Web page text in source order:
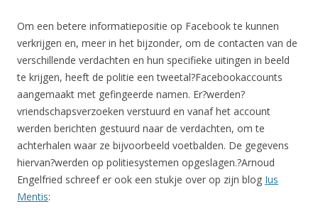
Om een betere informatiepositie op Facebook te kunnen
verkrijgen en, meer in het bijzonder, om de contacten van de
verschillende verdachten en hun specifieke uitingen in beeld
te krijgen, heeft de politie een tweetal?Facebookaccounts
aangemaakt met gefingeerde namen. Er?werden?
vriendschapsverzoeken verstuurd en vanaf het account
werden berichten gestuurd naar de verdachten, om te
achterhalen waar ze bijvoorbeeld voetbalden. De gegevens
hiervan?werden op politiesystemen opgeslagen.?Arnoud
Engelfried schreef er ook een stukje over op zijn blog Ius
Mentis: